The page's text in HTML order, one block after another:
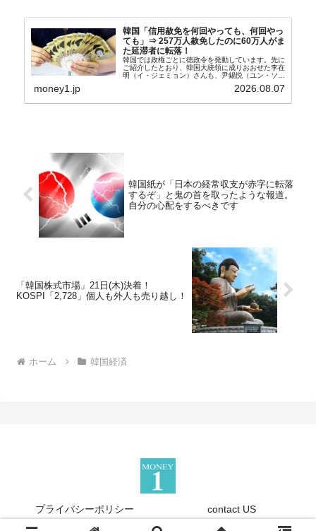
韓国「信用赦免を何回やっても、何回やっ
ても」⇒ 257万人赦免したのに60万人がま
た延滞者に転落！
韓国では政権ごとに徳政令を発動しています。先に
ご紹介したとおり、韓国大統領に成りおおせた李在
明（イ・ジェミョン）さんも、尹錫悦（ユン・ソギ
バンクにして不良債権の買い取りを行い、分割償還
money1.jp 2026.08.07
韓国紙が「日本の経常収支が赤字に転落
するぞ」と鬼の首を取ったような報道。
自分の心配をするべきです
「韓国株式市場」21日(木)決着！
KOSPI「2,728」個人も外人も売り越し！
ホーム 韓国経済
プライバシーポリシー contact US